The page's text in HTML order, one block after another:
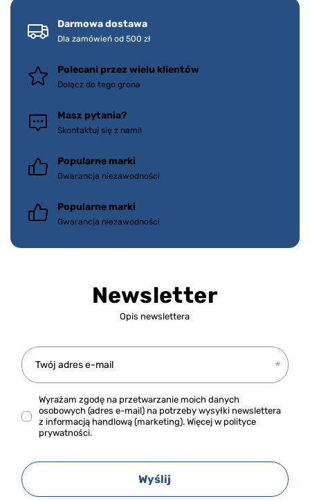
Darmowa dostawa
Dla zamówień od 500 zł
Polecani przez wielu klientów
Dołącz do tego grona
Masz pytania?
Skontaktuj się z nami!
Popularne marki
Gwarancja niezawodności
Popularne marki
Gwarancja niezawodności
Newsletter
Opis newslettera
Twój adres e-mail
Wyrażam zgodę na przetwarzanie moich danych
osobowych (adres e-mail) na potrzeby wysyłki newslettera
z informacją handlową (marketing). Więcej w polityce
prywatności.
Wyślij